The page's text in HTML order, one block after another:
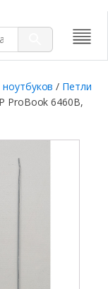
/ Петли
ProBook 6460B,